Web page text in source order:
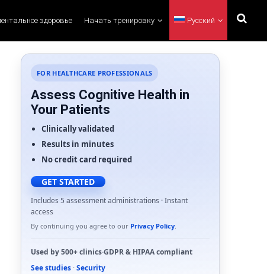
здоровье Начать тренировку Русский
FOR HEALTHCARE PROFESSIONALS
Assess Cognitive Health in
Your Patients
Clinically validated
Results in minutes
No credit card required
GET STARTED
Includes 5 assessment administrations · Instant
access
By continuing you agree to our Privacy Policy.
Used by500+ clinics·GDPR& HIPAAcompliant
See studies · Security